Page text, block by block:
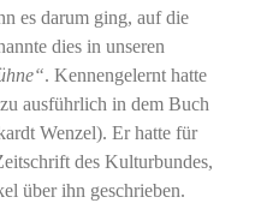
es darum ging, auf die
dies in unseren
. Kennengelernt hatte
ausführlich in dem Buch
Wenzel). Er hatte für
des Kulturbundes,
über ihn geschrieben.